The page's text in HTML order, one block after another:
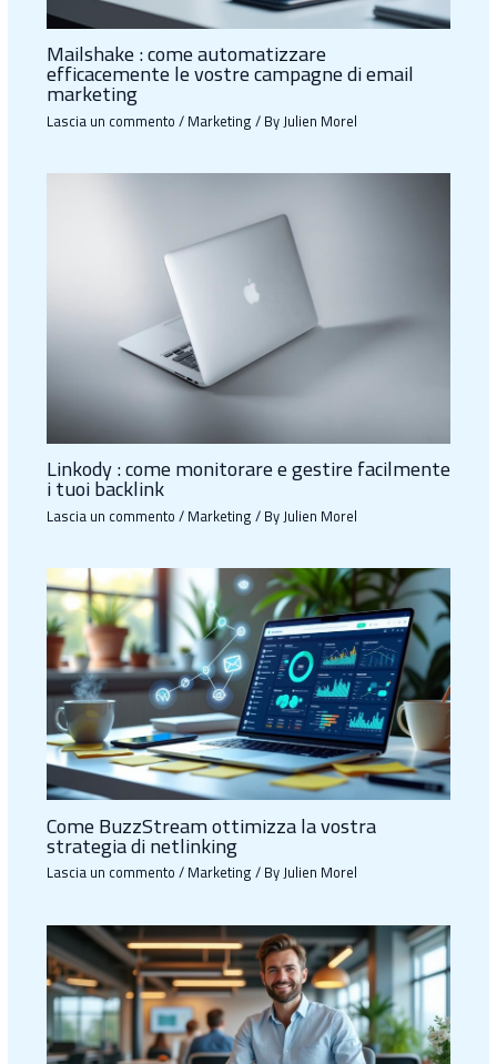
Mailshake : come automatizzare
efficacemente le vostre campagne di email
marketing
Lascia un commento/Marketing/ ByJulien Morel
Linkody : come monitorare e gestire facilmente
i tuoi backlink
Lascia un commento/Marketing/ ByJulien Morel
Come BuzzStream ottimizza la vostra
strategia di netlinking
Lascia un commento/Marketing/ ByJulien Morel